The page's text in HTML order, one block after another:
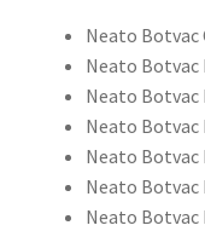
Neato Botvac
Neato Botvac
Neato Botvac
Neato Botvac
Neato Botvac
Neato Botvac
Neato Botvac